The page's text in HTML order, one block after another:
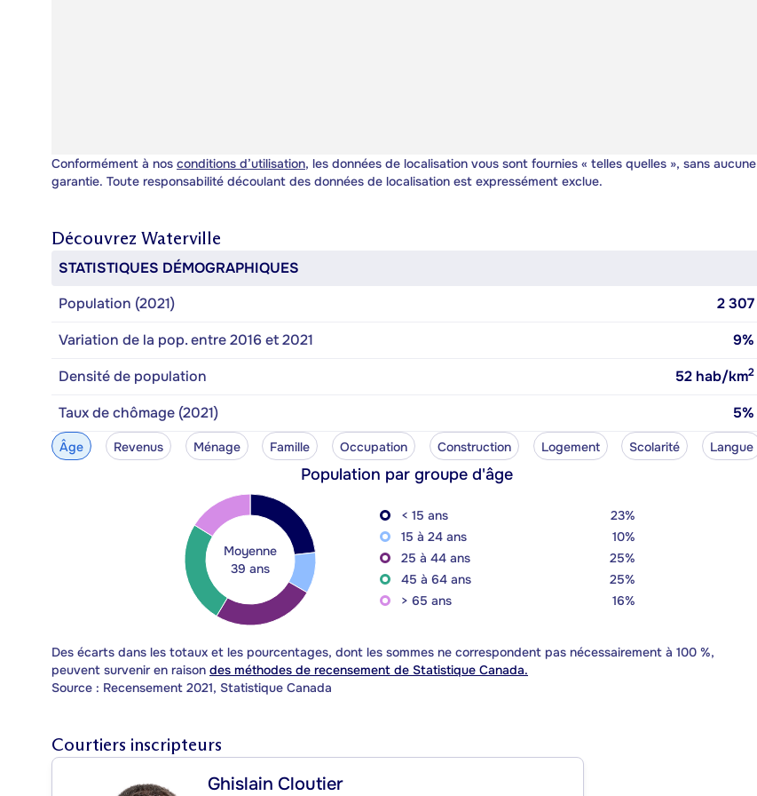
Conformément à nos conditions d’utilisation, les données de localisation vous sont fournies « telles quelles », sans aucune
garantie. Toute responsabilité découlant des données de localisation est expressément exclue.
Découvrez Waterville
STATISTIQUES DÉMOGRAPHIQUES
Population (2021)
2 307
Variation de la pop. entre 2016 et 2021
9%
Densité de population
52 hab/km2
Taux de chômage (2021) 5%
Âge Revenus Ménage Famille Occupation Construction Logement Scolarité Langue
Population par groupe d'âge
Moyenne
39 ans
< 15 ans
23%
15 à 24 ans
10%
25 à 44 ans
25%
45 à 64 ans
25%
> 65 ans
16%
Des écarts dans les totaux et les pourcentages, dont les sommes ne correspondent pas nécessairement à 100 %,
peuvent survenir en raison des méthodes de recensement de Statistique Canada.
Source : Recensement 2021, Statistique Canada
Courtiers inscripteurs
Ghislain Cloutier